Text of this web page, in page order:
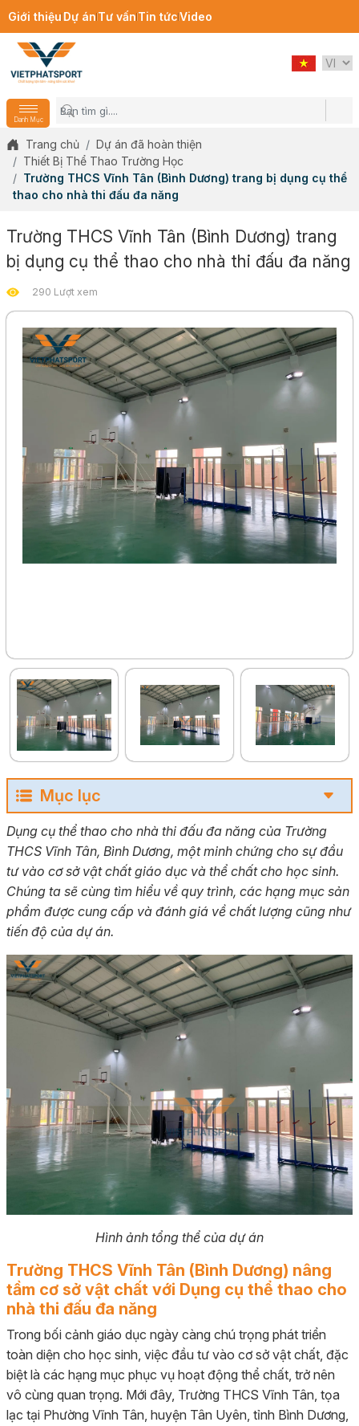
Giới thiệu Dự án Tư vấn Tin tứcVideo
Danh Mục
Trang chủ
Dự án đã hoàn thiện
Thiết Bị Thể Thao Trường Học
Trường THCS Vĩnh Tân (Bình Dương) trang bị dụng cụ thể
thao cho nhà thi đấu đa năng
Trường THCS Vĩnh Tân (Bình Dương) trang
bị dụng cụ thể thao cho nhà thi đấu đa năng
290 Lượt xem
Mục lục
Dụng cụ thể thao cho nhà thi đấu đa năng của Trường
THCS Vĩnh Tân, Bình Dương, một minh chứng cho sự đầu
tư vào cơ sở vật chất giáo dục và thể chất cho học sinh.
Chúng ta sẽ cùng tìm hiểu về quy trình, các hạng mục sản
phẩm được cung cấp và đánh giá về chất lượng cũng như
tiến độ của dự án.
Hình ảnh tổng thể của dự án
Trường THCS Vĩnh Tân (Bình Dương) nâng
tầm cơ sở vật chất với Dụng cụ thể thao cho
nhà thi đấu đa năng
Trong bối cảnh giáo dục ngày càng chú trọng phát triển
toàn diện cho học sinh, việc đầu tư vào cơ sở vật chất, đặc
biệt là các hạng mục phục vụ hoạt động thể chất, trở nên
vô cùng quan trọng. Mới đây, Trường THCS Vĩnh Tân, tọa
lạc tại Phường Vĩnh Tân, huyện Tân Uyên, tỉnh Bình Dương,